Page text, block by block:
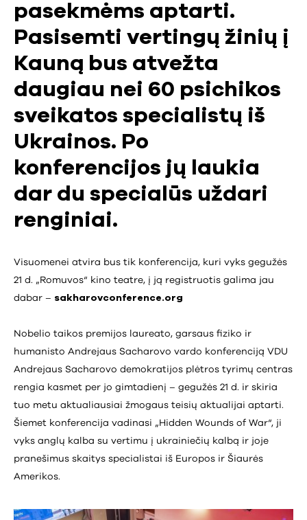
pasekmėms aptarti.
Pasisemti vertingų žinių į
Kauną bus atvežta
daugiau nei 60 psichikos
sveikatos specialistų iš
Ukrainos. Po
konferencijos jų laukia
dar du specialūs uždari
renginiai.
Visuomenei atvira bus tik konferencija, kuri vyks gegužės
21 d. „Romuvos“ kino teatre, į ją registruotis galima jau
dabar – sakharovconference.org
Nobelio taikos premijos laureato, garsaus fiziko ir
humanisto Andrejaus Sacharovo vardo konferenciją VDU
Andrejaus Sacharovo demokratijos plėtros tyrimų centras
rengia kasmet per jo gimtadienį – gegužės 21 d. ir skiria
tuo metu aktualiausiai žmogaus teisių aktualijai aptarti.
Šiemet konferencija vadinasi „Hidden Wounds of War“, ji
vyks anglų kalba su vertimu į ukrainiečių kalbą ir joje
pranešimus skaitys specialistai iš Europos ir Šiaurės
Amerikos.